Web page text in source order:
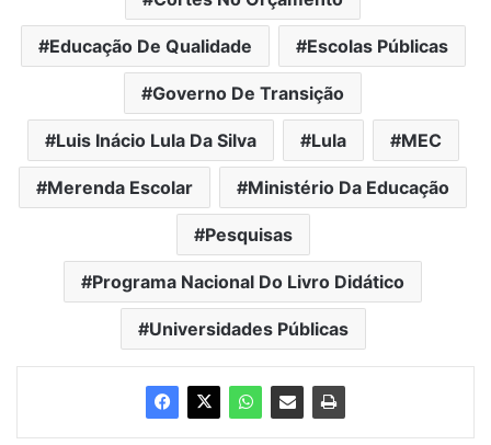
Educação De Qualidade Escolas Públicas
Governo De Transição
Luis Inácio Lula Da Silva Lula MEC
Merenda Escolar Ministério Da Educação
Pesquisas
Programa Nacional Do Livro Didático
Universidades Públicas